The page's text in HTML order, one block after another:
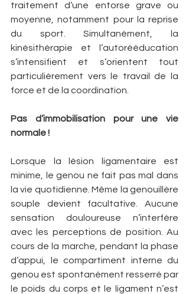
traitement d’une entorse grave ou
moyenne, notamment pour la reprise
du sport. Simultanément, la
kinésithérapie et l’autorééducation
s’intensifient et s’orientent tout
particulièrement vers le travail de la
force et de la coordination.
Pas d’immobilisation pour une vie
normale !
Lorsque la lésion ligamentaire est
minime, le genou ne fait pas mal dans
la vie quotidienne. Même la genouillère
souple devient facultative. Aucune
sensation douloureuse n’interfère
avec les perceptions de position. Au
cours de la marche, pendant la phase
d’appui, le compartiment interne du
genou est spontanément resserré par
le poids du corps et le ligament n’est